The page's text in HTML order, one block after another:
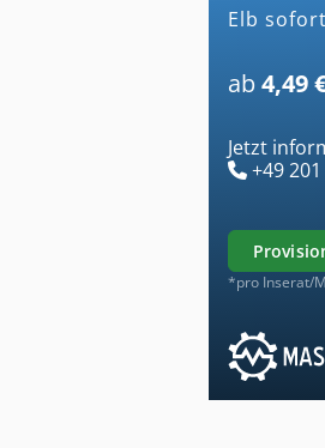
elb
ab 4,49
Jetzt
+49
*pro Inserat/